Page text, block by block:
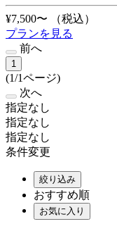
¥7,500〜
（税込）
プランを見る
前へ
1
(1/1ページ)
次へ
指定なし
指定なし
指定なし
条件変更
絞り込み
おすすめ順
お気に入り